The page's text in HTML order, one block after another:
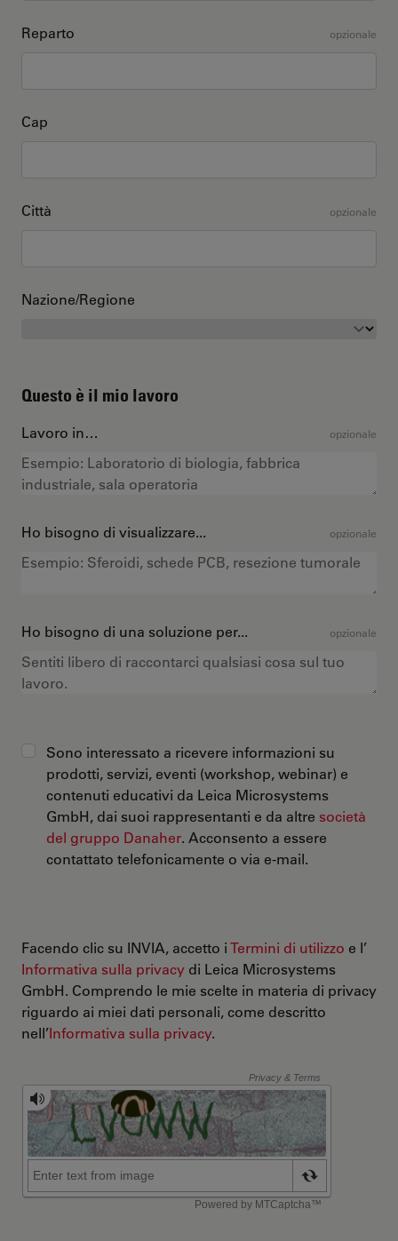
Reparto opzionale
Cap
Città opzionale
Nazione/Regione
Questo è il mio lavoro
Lavoro in… opzionale
Ho bisogno di visualizzare... opzionale
Ho bisogno di una soluzione per... opzionale
Sono interessato a ricevere informazioni su
prodotti, servizi, eventi (workshop, webinar) e
contenuti educativi da Leica Microsystems
GmbH, dai suoi rappresentanti e da altre società
del gruppo Danaher. Acconsento a essere
contattato telefonicamente o via e-mail.
Facendo clic su INVIA, accetto iTermini di utilizzo e l’
Informativa sulla privacy di Leica Microsystems
GmbH. Comprendo le mie scelte in materia di privacy
riguardo ai miei dati personali, come descritto
nell’Informativa sulla privacy.